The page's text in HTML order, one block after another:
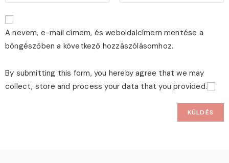
A nevem, e-mail címem, és weboldalcímem mentése a
böngészőben a következő hozzászólásomhoz.
By submitting this form, you hereby agree that we may
collect, store and process your data that you provided.